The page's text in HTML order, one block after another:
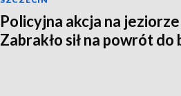
Policyjna akcja na jeziorze
Zabrakło sił na powrót do